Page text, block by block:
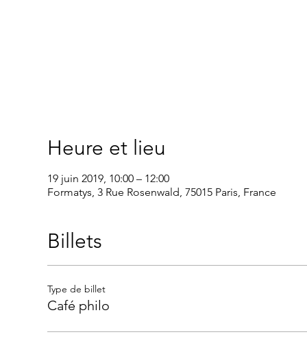
Heure et lieu
19 juin 2019, 10:00 – 12:00
Formatys, 3 Rue Rosenwald, 75015 Paris, France
Billets
Type de billet
Café philo